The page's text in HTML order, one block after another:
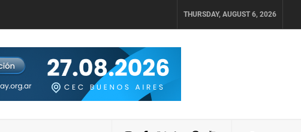
THURSDAY, AUGUST 6, 2026